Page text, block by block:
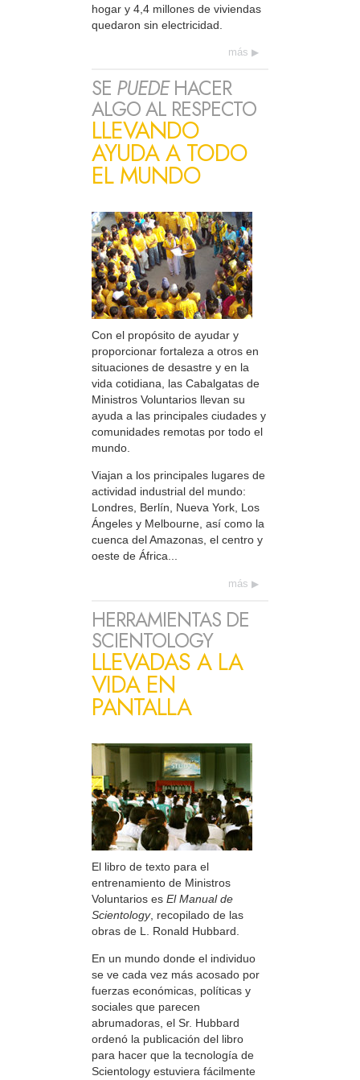
hogar y 4,4 millones de viviendas
quedaron sin electricidad.
más
SE PUEDEHACER
ALGO AL RESPECTO
LLEVANDO
AYUDA A TODO
EL MUNDO
Con el propósito de ayudar y
proporcionar fortaleza a otros en
situaciones de desastre y en la
vida cotidiana, las Cabalgatas de
Ministros Voluntarios llevan su
ayuda a las principales ciudades y
comunidades remotas por todo el
mundo.
Viajan a los principales lugares de
actividad industrial del mundo:
Londres, Berlín, Nueva York, Los
Ángeles y Melbourne, así como la
cuenca del Amazonas, el centro y
oeste de África...
más
HERRAMIENTAS DE
SCIENTOLOGY
LLEVADAS A LA
VIDA EN
PANTALLA
El libro de texto para el
entrenamiento de Ministros
Voluntarios es El Manual de
Scientology, recopilado de las
obras de L. Ronald Hubbard.
En un mundo donde el individuo
se ve cada vez más acosado por
fuerzas económicas, políticas y
sociales que parecen
abrumadoras, el Sr. Hubbard
ordenó la publicación del libro
para hacer que la tecnología de
Scientology estuviera fácilmente